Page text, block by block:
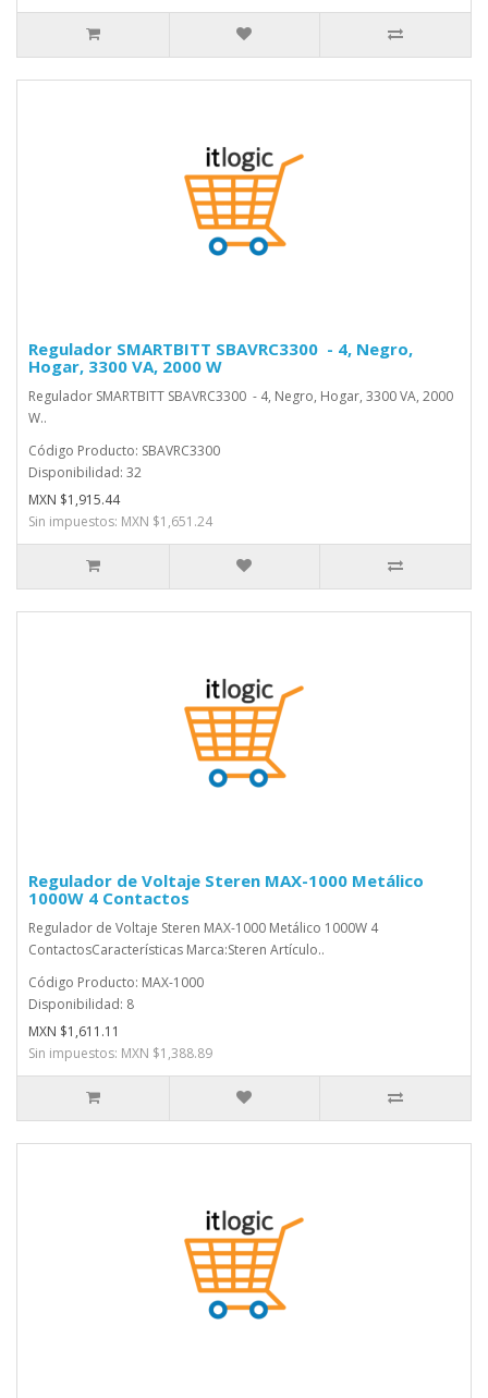
Regulador SMARTBITT SBAVRC3300 - 4, Negro,
Hogar, 3300 VA, 2000 W
Regulador SMARTBITT SBAVRC3300 - 4, Negro, Hogar, 3300 VA, 2000
W..
Código Producto: SBAVRC3300
Disponibilidad: 32
MXN $1,915.44
Sin impuestos: MXN $1,651.24
Regulador de Voltaje Steren MAX-1000 Metálico
1000W 4 Contactos
Regulador de Voltaje Steren MAX-1000 Metálico 1000W 4
ContactosCaracterísticas Marca:Steren Artículo..
Código Producto: MAX-1000
Disponibilidad: 8
MXN $1,611.11
Sin impuestos: MXN $1,388.89